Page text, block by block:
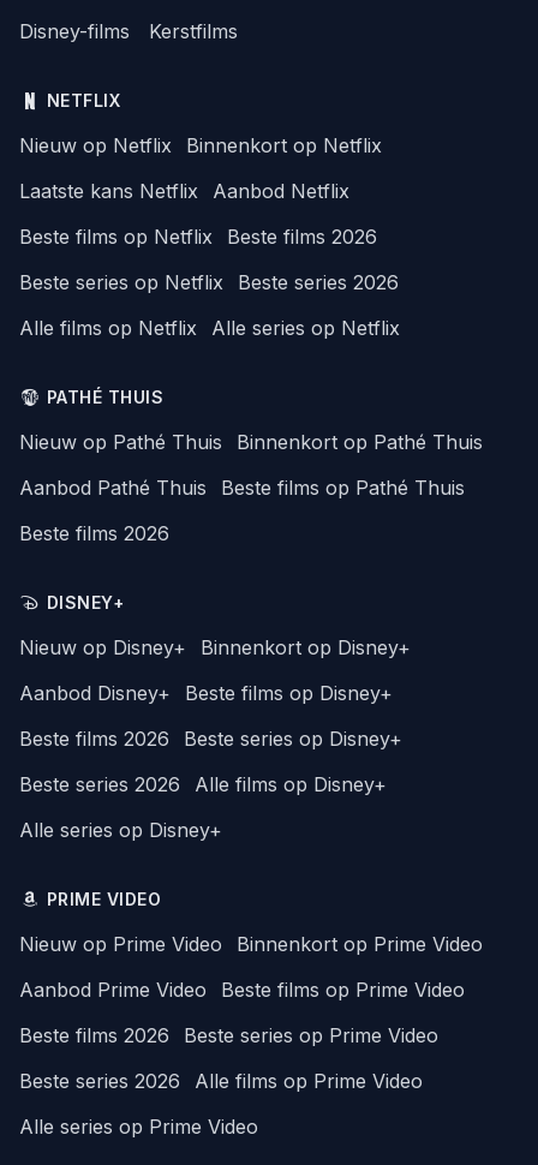
Disney-films
Kerstfilms
NETFLIX
Nieuw op Netflix
Binnenkort op Netflix
Laatste kans Netflix
Aanbod Netflix
Beste films op Netflix
Beste films 2026
Beste series op Netflix
Beste series 2026
Alle films op Netflix
Alle series op Netflix
PATHÉ THUIS
Nieuw op Pathé Thuis
Binnenkort op Pathé Thuis
Aanbod Pathé Thuis
Beste films op Pathé Thuis
Beste films 2026
DISNEY+
Nieuw op Disney+
Binnenkort op Disney+
Aanbod Disney+
Beste films op Disney+
Beste films 2026
Beste series op Disney+
Beste series 2026
Alle films op Disney+
Alle series op Disney+
PRIME VIDEO
Nieuw op Prime Video
Binnenkort op Prime Video
Aanbod Prime Video
Beste films op Prime Video
Beste films 2026
Beste series op Prime Video
Beste series 2026
Alle films op Prime Video
Alle series op Prime Video